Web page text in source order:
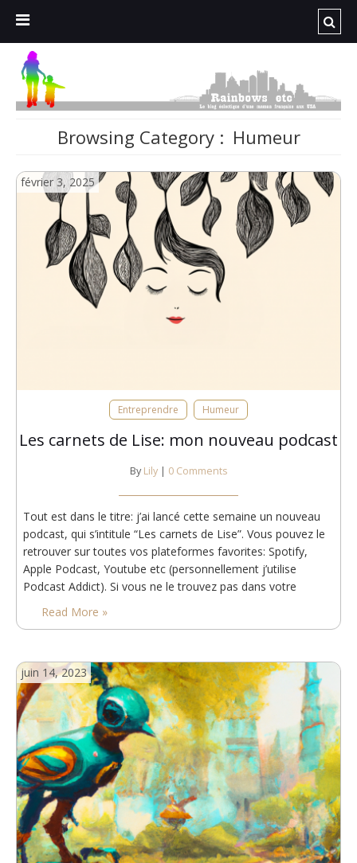
Browsing Category : Humeur
février 3, 2025
Entreprendre Humeur
Les carnets de Lise: mon nouveau podcast
By Lily | 0 Comments
Tout est dans le titre: j’ai lancé cette semaine un nouveau
podcast, qui s’intitule “Les carnets de Lise”. Vous pouvez le
retrouver sur toutes vos plateformes favorites: Spotify,
Apple Podcast, Youtube etc (personnellement j’utilise
Podcast Addict). Si vous ne le trouvez pas dans votre
que je le rajoute! Si vous n’écoutez pas de…
Read More »
juin 14, 2023